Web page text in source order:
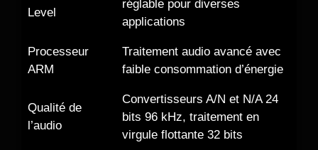
Level
réglable pour diverses
applications
Processeur
ARM
Traitement audio avancé avec
faible consommation d’énergie
Qualité de
l’audio
Convertisseurs A/N et N/A 24
bits 96 kHz, traitement en
virgule flottante 32 bits